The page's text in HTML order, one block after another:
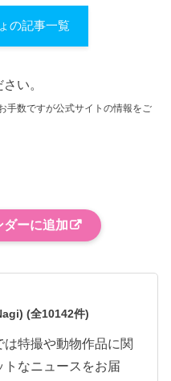
の記事一覧
い。
手数ですが公式サイトの情報をご
ダーに追加
(全10142件)
特撮や動物作品に関
なニュースをお届